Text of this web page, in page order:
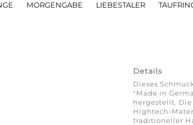
MORGENGABE LIEBESTALER
Details
Dieses
"Made in
hergestellt.
Hightech-
traditioneller